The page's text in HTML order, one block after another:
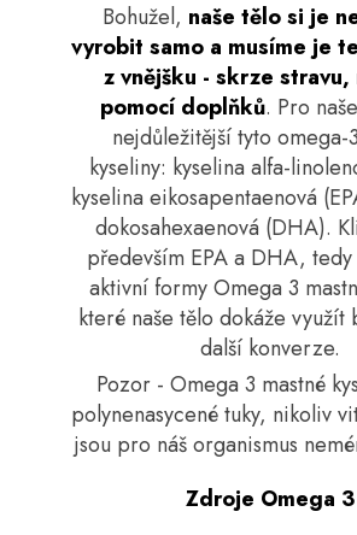
Bohužel, naše tělo si je
vyrobit samo a musíme je
z vnějšku - skrze stravu,
pomocí doplňků. Pro
nejdůležitější tyto omega-3
kyseliny: kyselina alfa-
kyselina eikosapentaenová
dokosahexaenová (DHA).
především EPA a DHA,
aktivní formy Omega 3
které naše tělo dokáže využít
další konverze.
Pozor - Omega 3 mastné
polynenasycené tuky, nikoliv
jsou pro náš organismus
Zdroje Omega 3